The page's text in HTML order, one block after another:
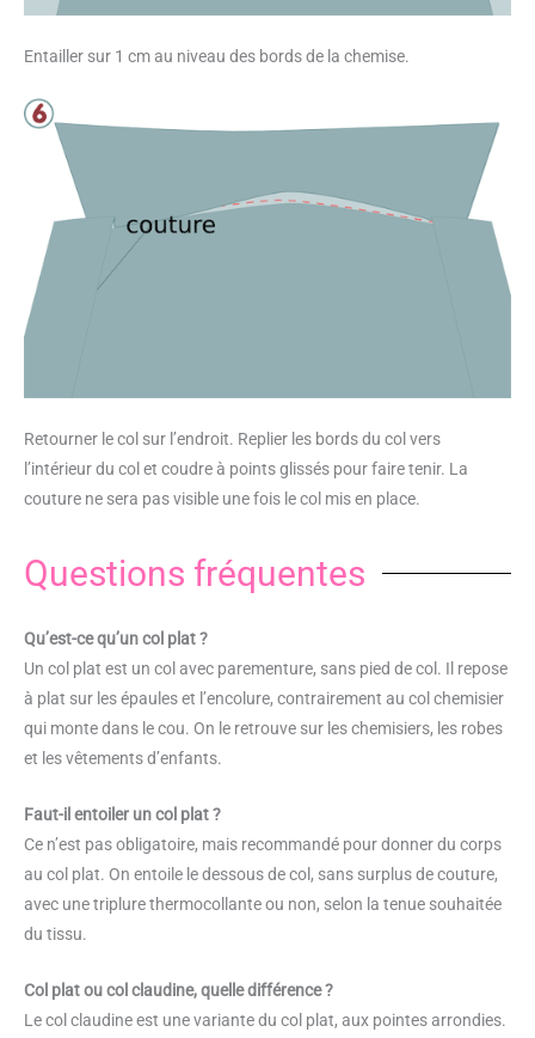
Entailler sur 1 cm au niveau des bords de la chemise.
Retourner le col sur l’endroit. Replier les bords du col vers
l’intérieur du col et coudre à points glissés pour faire tenir. La
couture ne sera pas visible une fois le col mis en place.
Questions fréquentes
Qu’est-ce qu’un col plat ?
Un col plat est un col avec parementure, sans pied de col. Il repose
à plat sur les épaules et l’encolure, contrairement au col chemisier
qui monte dans le cou. On le retrouve sur les chemisiers, les robes
et les vêtements d’enfants.
Faut-il entoiler un col plat ?
Ce n’est pas obligatoire, mais recommandé pour donner du corps
au col plat. On entoile le dessous de col, sans surplus de couture,
avec une triplure thermocollante ou non, selon la tenue souhaitée
du tissu.
Col plat ou col claudine, quelle différence ?
Le col claudine est une variante du col plat, aux pointes arrondies.